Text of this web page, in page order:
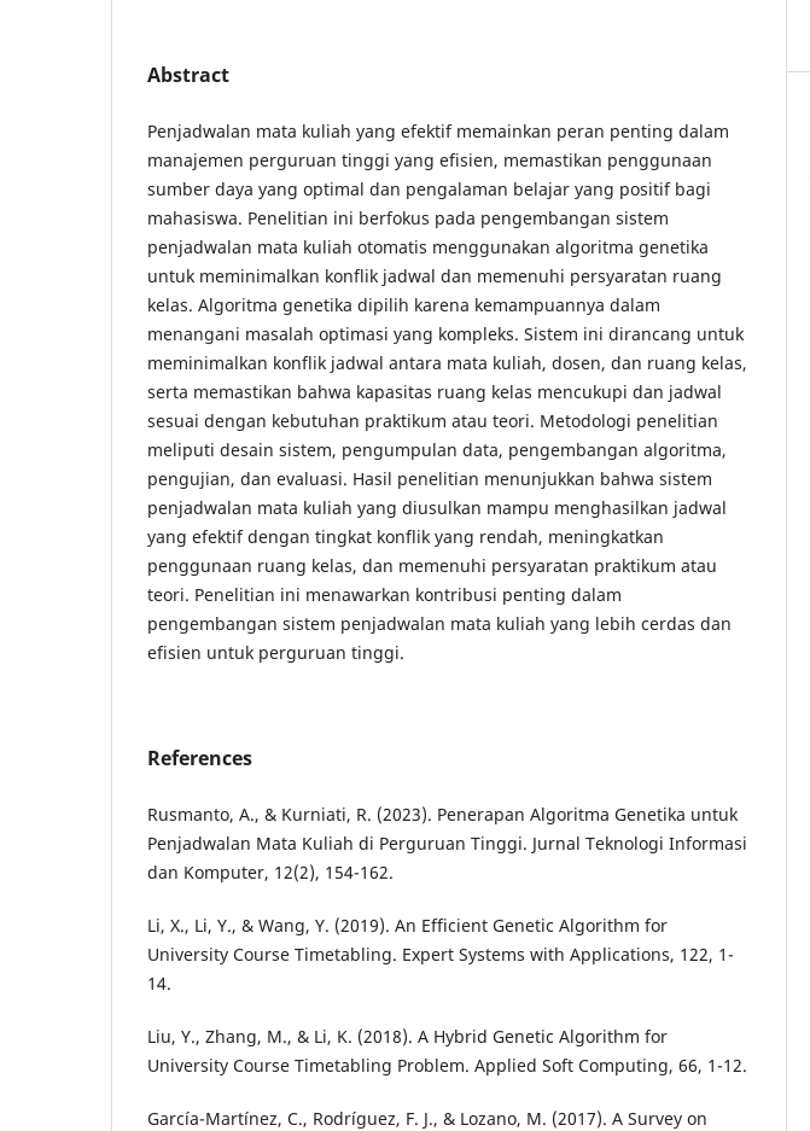
Abstract
Penjadwalan mata kuliah yang efektif memainkan peran penting dalam
manajemen perguruan tinggi yang efisien, memastikan penggunaan
sumber daya yang optimal dan pengalaman belajar yang positif bagi
mahasiswa. Penelitian ini berfokus pada pengembangan sistem
penjadwalan mata kuliah otomatis menggunakan algoritma genetika
untuk meminimalkan konflik jadwal dan memenuhi persyaratan ruang
kelas. Algoritma genetika dipilih karena kemampuannya dalam
menangani masalah optimasi yang kompleks. Sistem ini dirancang untuk
meminimalkan konflik jadwal antara mata kuliah, dosen, dan ruang kelas,
serta memastikan bahwa kapasitas ruang kelas mencukupi dan jadwal
sesuai dengan kebutuhan praktikum atau teori. Metodologi penelitian
meliputi desain sistem, pengumpulan data, pengembangan algoritma,
pengujian, dan evaluasi. Hasil penelitian menunjukkan bahwa sistem
penjadwalan mata kuliah yang diusulkan mampu menghasilkan jadwal
yang efektif dengan tingkat konflik yang rendah, meningkatkan
penggunaan ruang kelas, dan memenuhi persyaratan praktikum atau
teori. Penelitian ini menawarkan kontribusi penting dalam
pengembangan sistem penjadwalan mata kuliah yang lebih cerdas dan
efisien untuk perguruan tinggi.
References
Rusmanto, A., & Kurniati, R. (2023). Penerapan Algoritma Genetika untuk
Penjadwalan Mata Kuliah di Perguruan Tinggi. Jurnal Teknologi Informasi
dan Komputer, 12(2), 154-162.
Li, X., Li, Y., & Wang, Y. (2019). An Efficient Genetic Algorithm for
University Course Timetabling. Expert Systems with Applications, 122, 1-
14.
Liu, Y., Zhang, M., & Li, K. (2018). A Hybrid Genetic Algorithm for
University Course Timetabling Problem. Applied Soft Computing, 66, 1-12.
García-Martínez, C., Rodríguez, F. J., & Lozano, M. (2017). A Survey on